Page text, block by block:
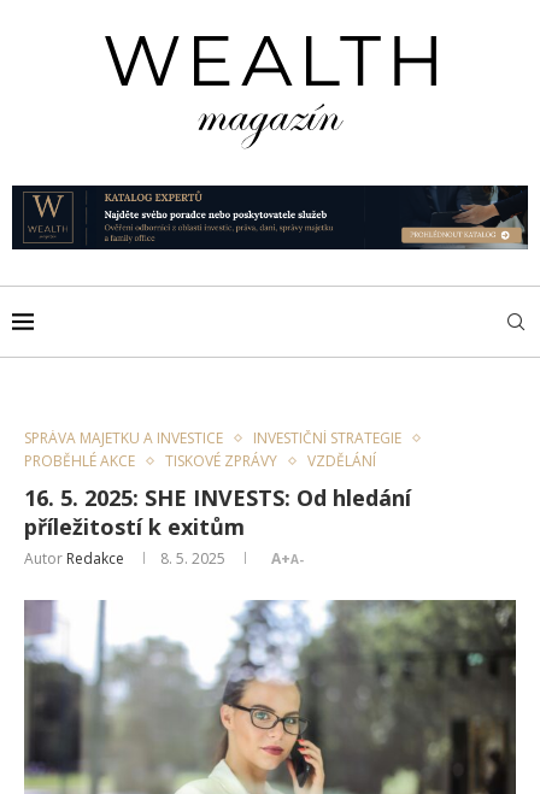
SPRÁVA MAJETKU A INVESTICE
INVESTIČNÍ STRATEGIE
PROBĚHLÉ AKCE
TISKOVÉ ZPRÁVY VZDĚLÁNÍ
16. 5. 2025: SHE INVESTS: Od hledání
příležitostí k exitům
Autor Redakce 8. 5. 2025 A+A-